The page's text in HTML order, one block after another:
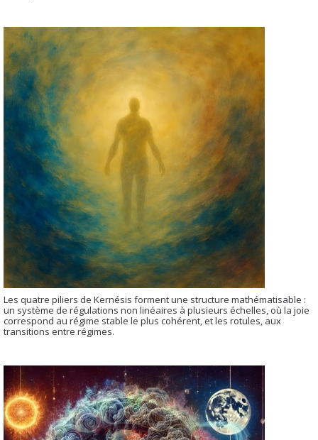
Les quatre piliers de Kernésis forment une structure mathématisable :
un système de régulations non linéaires à plusieurs échelles, où la joie
correspond au régime stable le plus cohérent, et les rotules, aux
transitions entre régimes.